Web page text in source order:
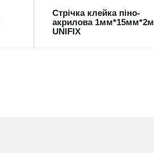
Стрічка клейка піно-
акрилова 1мм*15мм*2м
UNIFIX